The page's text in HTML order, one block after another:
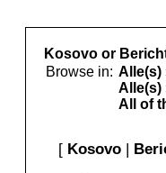
Kosovo or
Browse in: Alle(s)
Alle(s)
All of
[ Kosovo |